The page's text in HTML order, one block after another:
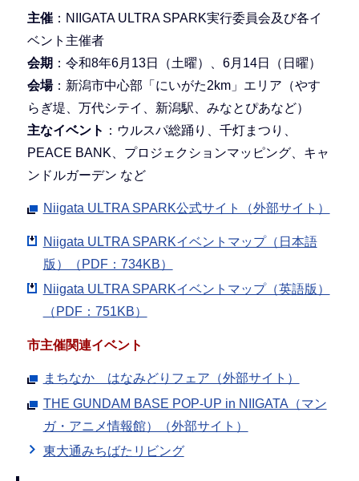
主催：NIIGATA ULTRA SPARK実行委員会及び各イ
ベント主催者
会期 ：令和8年6月13日（土曜）、6月14日（日曜）
会場：新潟市中心部「にいがた2km」エリア（やす
らぎ堤、万代シテイ、新潟駅、みなとぴあなど）
主なイベント ：ウルスパ総踊り、千灯まつり、
PEACE BANK、プロジェクションマッピング、キャ
ンドルガーデン など
Niigata ULTRA SPARK公式サイト（外部サイト）
Niigata ULTRA SPARKイベントマップ（日本語
版）（PDF：734KB）
Niigata ULTRA SPARKイベントマップ（英語版）
（PDF：751KB）
市主催関連イベント
まちなか はなみどりフェア（外部サイト）
THE GUNDAM BASE POP-UP in NIIGATA（マン
ガ・アニメ情報館）（外部サイト）
東大通みちばたリビング